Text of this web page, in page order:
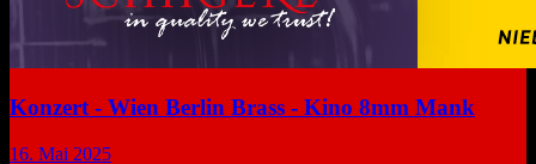
Konzert - Wien Berlin Brass - Kino 8mm Mank
16. Mai 2025